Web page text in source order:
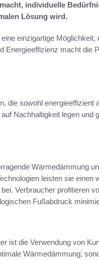
individuelle
Lösung wird.
einzigartige Möglichkeit,
Energieeffizienz macht die
die sowohl energieeffizient
Nachhaltigkeit legen und
Wärmedämmung
leisten sie einen
Verbraucher profitieren
Fußabdruck
ist die Verwendung von
Wärmedämmung,